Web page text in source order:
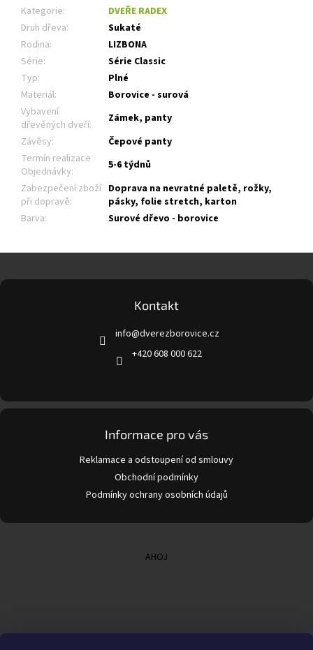
Kategorie:
DVEŘE RADEX
Druh dřeva:
Sukaté
Rodina:
LIZBONA
Série:
Série Classic
Typ:
Plné
Materiál:
Borovice - surová
Vybavení
dřevěných dveří:
Zámek, panty
Závěsy:
Čepové panty
Termín realizace
Objednávky:
5-6 týdnů
Zabezpečení zboží
při dopravě:
Doprava na nevratné paletě, rožky,
pásky, folie stretch, karton
Barva: Surové dřevo - borovice
p
Kontakt
info@dverezborovice.cz
+420 608 000 622
Informace pro vás
Reklamace a odstoupení od smlouvy
Obchodní podmínky
Podmínky ochrany osobních údajů
AHOJ